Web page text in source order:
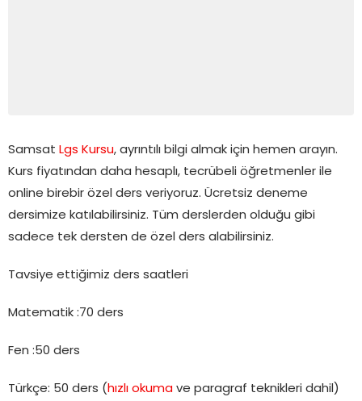
Samsat Lgs Kursu, ayrıntılı bilgi almak için hemen arayın.
Kurs fiyatından daha hesaplı, tecrübeli öğretmenler ile
online birebir özel ders veriyoruz. Ücretsiz deneme
dersimize katılabilirsiniz. Tüm derslerden olduğu gibi
sadece tek dersten de özel ders alabilirsiniz.
Tavsiye ettiğimiz ders saatleri
Matematik :70 ders
Fen :50 ders
Türkçe: 50 ders ( hızlı okuma ve paragraf teknikleri dahil)